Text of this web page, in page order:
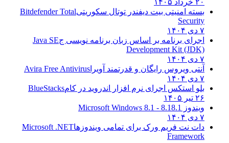
بسته امنیتی بیت دیفندر توتال سکوریتیBitdefender Total
Security
۷ دی ۱۴۰۴
اجرای برنامه بر اساس زبان برنامه نویسی جJava SE
Development Kit (JDK)
۷ دی ۱۴۰۴
آنتی ویروس رایگان و قدرتمند آویرا Avira Free Antivirus
۷ دی ۱۴۰۴
بلو استکس اجرای نرم افزار اندروید در کامBlueStacks
۲۶ تیر ۱۴۰۵
ویندوز 8.1
8.1 - Microsoft Windows 8.1
۷ دی ۱۴۰۴
دات نت فریم ورک برای تمامی ویندوزهاMicrosoft .NET
Framework